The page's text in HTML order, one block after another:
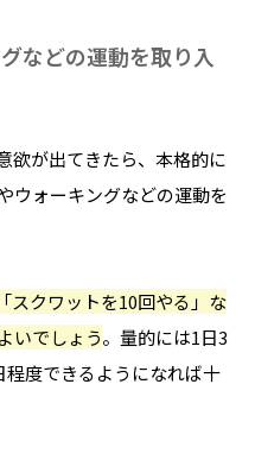
などの運動を取り入
欲が出てきたら、本格的に
ウォーキングなどの運動を
スクワットを10回やる」な
いでしょう。量的には1日3
度できるようになれば十